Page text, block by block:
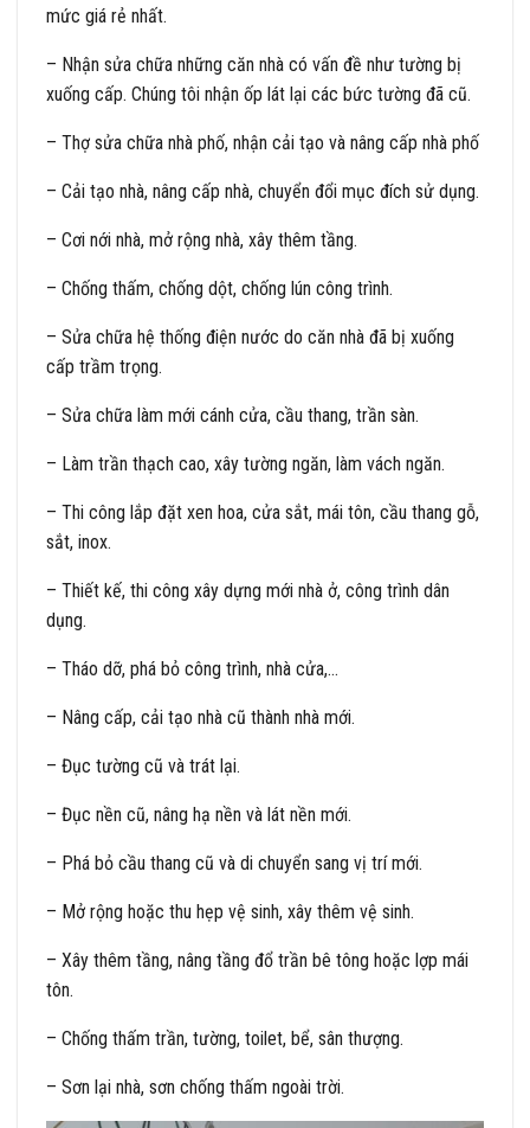
mức giá rẻ nhất.
– Nhận sửa chữa những căn nhà có vấn đề như tường bị
xuống cấp. Chúng tôi nhận ốp lát lại các bức tường đã cũ.
– Thợ sửa chữa nhà phố, nhận cải tạo và nâng cấp nhà phố
– Cải tạo nhà, nâng cấp nhà, chuyển đổi mục đích sử dụng.
– Cơi nới nhà, mở rộng nhà, xây thêm tầng.
– Chống thấm, chống dột, chống lún công trình.
– Sửa chữa hệ thống điện nước do căn nhà đã bị xuống
cấp trầm trọng.
– Sửa chữa làm mới cánh cửa, cầu thang, trần sàn.
– Làm trần thạch cao, xây tường ngăn, làm vách ngăn.
– Thi công lắp đặt xen hoa, cửa sắt, mái tôn, cầu thang gỗ,
sắt, inox.
– Thiết kế, thi công xây dựng mới nhà ở, công trình dân
dụng.
– Tháo dỡ, phá bỏ công trình, nhà cửa,…
– Nâng cấp, cải tạo nhà cũ thành nhà mới.
– Đục tường cũ và trát lại.
– Đục nền cũ, nâng hạ nền và lát nền mới.
– Phá bỏ cầu thang cũ và di chuyển sang vị trí mới.
– Mở rộng hoặc thu hẹp vệ sinh, xây thêm vệ sinh.
– Xây thêm tầng, nâng tầng đổ trần bê tông hoặc lợp mái
tôn.
– Chống thấm trần, tường, toilet, bể, sân thượng.
– Sơn lại nhà, sơn chống thấm ngoài trời.